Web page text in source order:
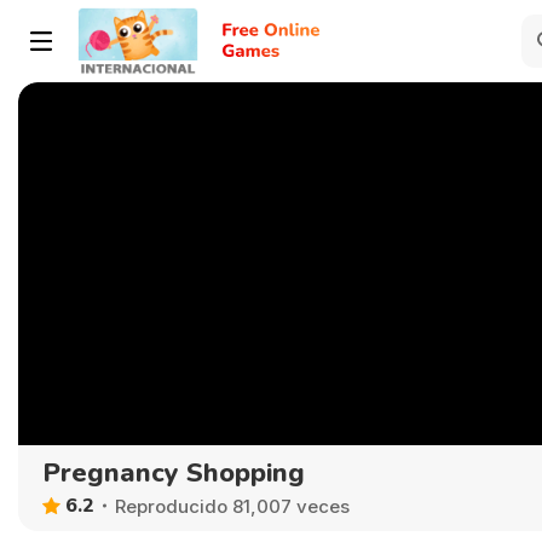
Pregnancy Shopping
6.2 Reproducido 81,007 veces